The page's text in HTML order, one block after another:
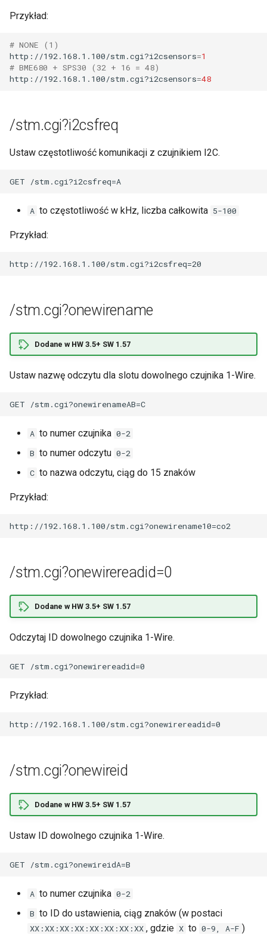
Przykład:
# NONE (1)
http://192.168.1.100/stm.cgi?i2csensors=1
# BME680 + SPS30 (32 + 16 = 48)
http://192.168.1.100/stm.cgi?i2csensors=48
/stm.cgi?i2csfreq
Ustaw częstotliwość komunikacji z czujnikiem I2C.
A to częstotliwość w kHz, liczba całkowita 5-100
Przykład:
/stm.cgi?onewirename
Dodane w HW 3.5+ SW 1.57
Ustaw nazwę odczytu dla slotu dowolnego czujnika 1-Wire.
A to numer czujnika 0-2
B to numer odczytu 0-2
C to nazwa odczytu, ciąg do 15 znaków
Przykład:
/stm.cgi?onewirereadid=0
Dodane w HW 3.5+ SW 1.57
Odczytaj ID dowolnego czujnika 1-Wire.
Przykład:
/stm.cgi?onewireid
Dodane w HW 3.5+ SW 1.57
Ustaw ID dowolnego czujnika 1-Wire.
A to numer czujnika 0-2
B to ID do ustawienia, ciąg znaków (w postaci
XX:XX:XX:XX:XX:XX:XX:XX , gdzie X to 0-9, A-F )